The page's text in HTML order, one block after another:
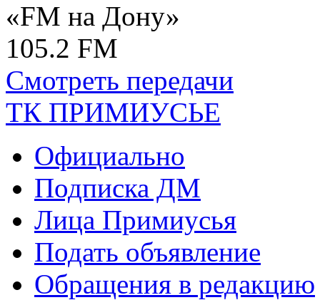
«FM на Дону»
105.2 FM
Смотреть передачи
ТК ПРИМИУСЬЕ
Официально
Подписка ДМ
Лица Примиусья
Подать объявление
Обращения в редакцию